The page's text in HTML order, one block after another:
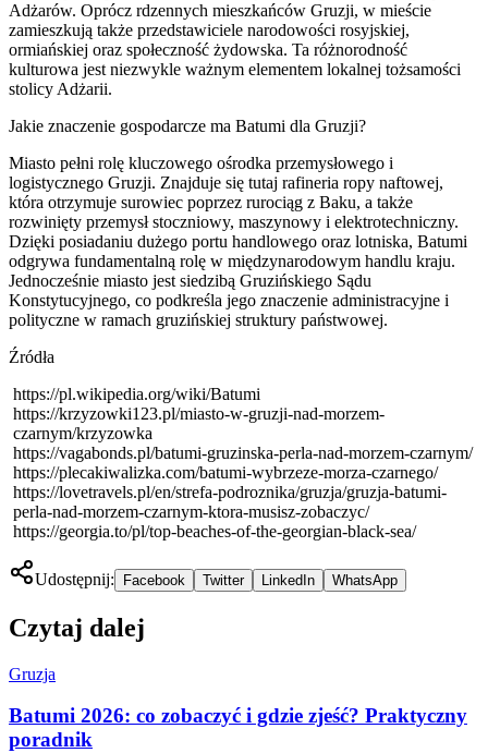
Adżarów. Oprócz rdzennych mieszkańców Gruzji, w mieście
zamieszkują także przedstawiciele narodowości rosyjskiej,
ormiańskiej oraz społeczność żydowska. Ta różnorodność
kulturowa jest niezwykle ważnym elementem lokalnej tożsamości
stolicy Adżarii.
Jakie znaczenie gospodarcze ma Batumi dla Gruzji?
Miasto pełni rolę kluczowego ośrodka przemysłowego i
logistycznego Gruzji. Znajduje się tutaj rafineria ropy naftowej,
która otrzymuje surowiec poprzez rurociąg z Baku, a także
rozwinięty przemysł stoczniowy, maszynowy i elektrotechniczny.
Dzięki posiadaniu dużego portu handlowego oraz lotniska, Batumi
odgrywa fundamentalną rolę w międzynarodowym handlu kraju.
Jednocześnie miasto jest siedzibą Gruzińskiego Sądu
Konstytucyjnego, co podkreśla jego znaczenie administracyjne i
polityczne w ramach gruzińskiej struktury państwowej.
Źródła
https://pl.wikipedia.org/wiki/Batumi
https://krzyzowki123.pl/miasto-w-gruzji-nad-morzem-
czarnym/krzyzowka
https://vagabonds.pl/batumi-gruzinska-perla-nad-morzem-czarnym/
https://plecakiwalizka.com/batumi-wybrzeze-morza-czarnego/
https://lovetravels.pl/en/strefa-podroznika/gruzja/gruzja-batumi-
perla-nad-morzem-czarnym-ktora-musisz-zobaczyc/
https://georgia.to/pl/top-beaches-of-the-georgian-black-sea/
Udostępnij: Facebook Twitter LinkedIn WhatsApp
Czytaj dalej
Gruzja
Batumi 2026: co zobaczyć i gdzie zjeść? Praktyczny
poradnik